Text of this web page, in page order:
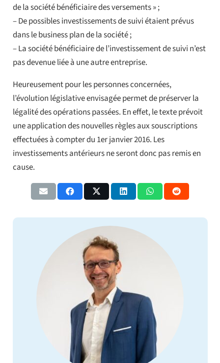
de la société bénéficiaire des versements » ;
– De possibles investissements de suivi étaient prévus
dans le business plan de la société ;
– La société bénéficiaire de l’investissement de suivi n’est
pas devenue liée à une autre entreprise.
Heureusement pour les personnes concernées,
l’évolution législative envisagée permet de préserver la
légalité des opérations passées. En effet, le texte prévoit
une application des nouvelles règles aux souscriptions
effectuées à compter du 1er janvier 2016. Les
investissements antérieurs ne seront donc pas remis en
cause.